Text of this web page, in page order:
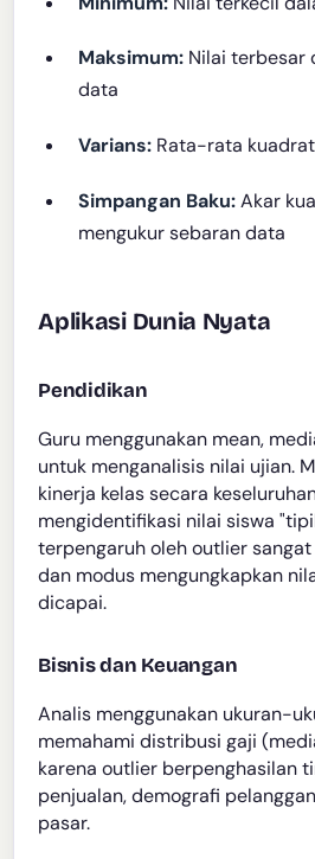
Maksimum: Nilai terbesar
data
Varians: Rata-rata
Simpangan Baku:Akar
mengukur sebaran data
Aplikasi Dunia Nyata
Pendidikan
Guru menggunakan mean,
untuk menganalisis nilai ujian.
kinerja kelas secara
mengidentifikasi nilai siswa
terpengaruh oleh outlier
dan modus mengungkapkan
dicapai.
Bisnis dan Keuangan
Analis menggunakan ukuran-
memahami distribusi gaji
karena outlier berpenghasilan
penjualan, demografi
pasar.